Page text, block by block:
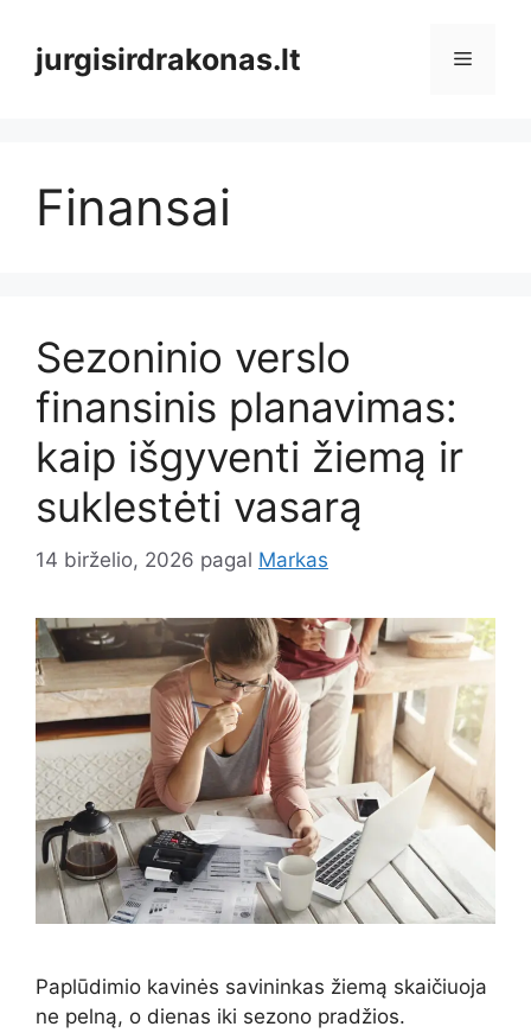
turiniojurgisirdrakonas.lt Meniu
Finansai
Sezoninio verslo
finansinis planavimas:
kaip išgyventi žiemą ir
suklestėti vasarą
14 birželio, 2026 pagal Markas
Paplūdimio kavinės savininkas žiemą skaičiuoja
ne pelną, o dienas iki sezono pradžios.